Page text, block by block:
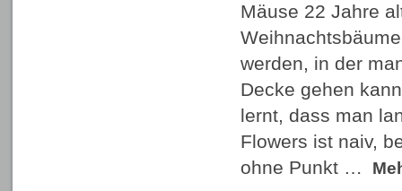
Mäuse 22 Jahre
werden, in der
Decke gehen
lernt, dass man
Flowers ist naiv,
ohne Punkt …